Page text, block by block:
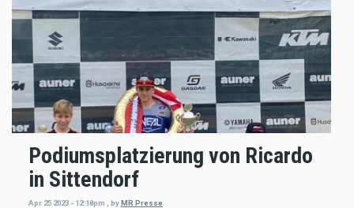
Podiumsplatzierung von Ricardo
in Sittendorf
Apr 25 2023 - 12:18pm byMR Presse